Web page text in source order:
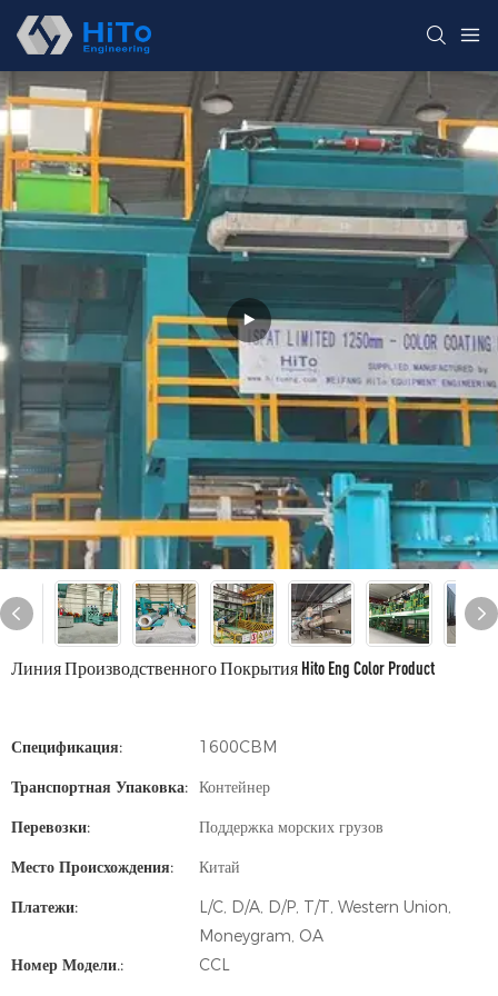
Линия Производственного Покрытия Hito Eng Color Product
Спецификация:
1600CBM
Транспортная Упаковка: Контейнер
Перевозки:
Поддержка морских грузов
Место Происхождения:
Китай
Платежи:
L/C, D/A, D/P, T/T, Western Union,
Moneygram, OA
Номер Модели.:
CCL